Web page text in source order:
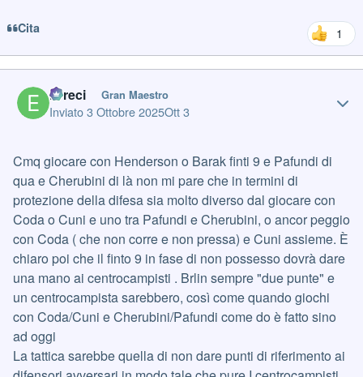
Cita 1
Erreci Gran Maestro
Inviato3 Ottobre 2025Ott 3
Cmq giocare con Henderson o Barak finti 9 e Pafundi di
qua e Cherubini di là non mi pare che in termini di
protezione della difesa sia molto diverso dal giocare con
Coda o Cuni e uno tra Pafundi e Cherubini, o ancor peggio
con Coda ( che non corre e non pressa) e Cuni assieme. È
chiaro poi che il finto 9 in fase di non possesso dovrà dare
una mano ai centrocampisti . Brlin sempre "due punte" e
un centrocampista sarebbero, così come quando giochi
con Coda/Cuni e Cherubini/Pafundi come do è fatto sino
ad oggi
La tattica sarebbe quella di non dare punti di riferimento ai